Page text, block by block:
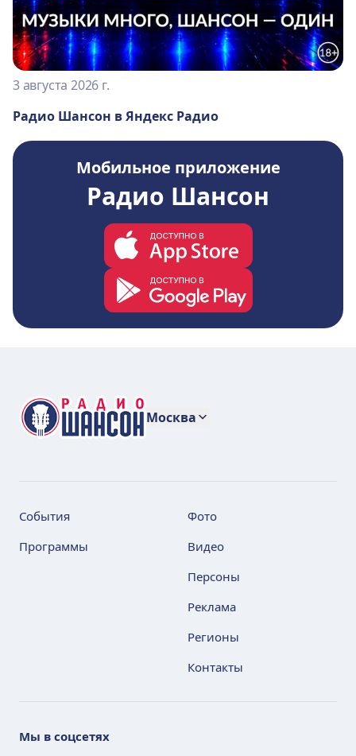
3 августа 2026 г.
Радио Шансон в Яндекс Радио
Мобильное приложение
Радио Шансон
Москва
События
Программы
Фото
Видео
Персоны
Реклама
Регионы
Контакты
Мы в соцсетях